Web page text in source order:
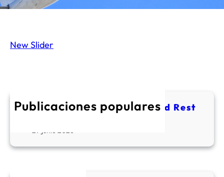
New Slider
Publicaciones populares
Tarija: A Place to Explore and Rest
29 junio 2026